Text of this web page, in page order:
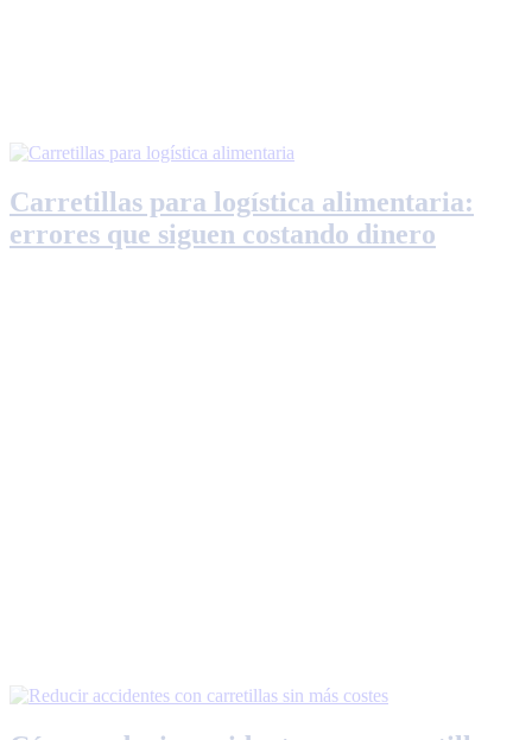
Carretillas para logística alimentaria:
errores que siguen costando dinero